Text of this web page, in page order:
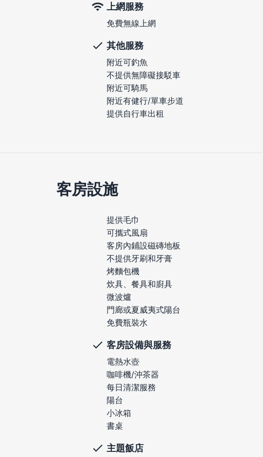
上網服務
免費無線上網
其他服務
附近可釣魚
不提供無障礙接駁車
附近可騎馬
附近有健行/單車步道
提供自行車出租
客房設施
提供毛巾
可攜式風扇
客房內鋪設磁磚地板
不提供牙刷和牙膏
烤麵包機
炊具、餐具和廚具
微波爐
門廊或夏威夷式陽台
免費瓶裝水
客房設備與服務
電熱水壺
咖啡機/沖茶器
每日清潔服務
陽台
小冰箱
書桌
主題飯店